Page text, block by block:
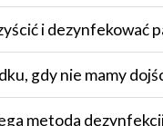
i dezynfekować
gdy nie mamy
metoda